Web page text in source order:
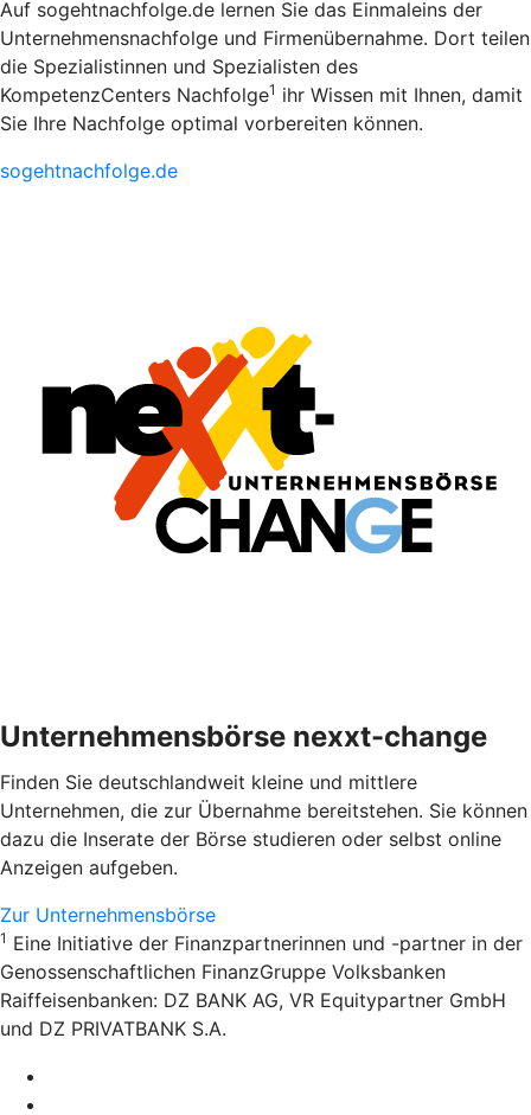
Auf sogehtnachfolge.de lernen Sie das Einmaleins der
Unternehmensnachfolge und Firmenübernahme. Dort teilen
die Spezialistinnen und Spezialisten des
KompetenzCenters Nachfolge1 ihr Wissen mit Ihnen, damit
Sie Ihre Nachfolge optimal vorbereiten können.
sogehtnachfolge.de
Unternehmensbörse nexxt-change
Finden Sie deutschlandweit kleine und mittlere
Unternehmen, die zur Übernahme bereitstehen. Sie können
dazu die Inserate der Börse studieren oder selbst online
Anzeigen aufgeben.
Zur Unternehmensbörse
1 Eine Initiative der Finanzpartnerinnen und -partner in der
Genossenschaftlichen FinanzGruppe Volksbanken
Raiffeisenbanken: DZ BANK AG, VR Equitypartner GmbH
und DZ PRIVATBANK S.A.